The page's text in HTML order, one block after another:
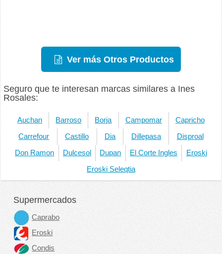
Ver más Otros Productos
Seguro que te interesan marcas similares a Ines
Rosales:
Auchan Barroso Borja Campomar Capricho
Carrefour Castillo Dia Dillepasa Disproal
Don Ramon Dulcesol Dupan El Corte Ingles Eroski
Eroski Seleqtia
Supermercados
Caprabo
Eroski
Condis